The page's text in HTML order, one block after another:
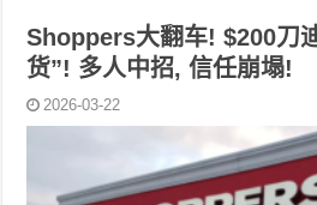
Shoppers大翻车! $200刀
货”! 多人中招, 信任崩塌!
2026-03-22